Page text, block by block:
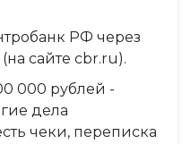
РФ через
сайте cbr.ru).
000 рублей -
дела
чеки, переписка